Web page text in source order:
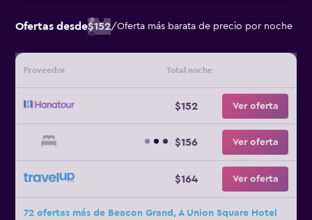
Ofertas desde$152/Oferta más barata de precio por noche
Proveedor Total noche
$152 Ver oferta
$156 Ver oferta
$164 Ver oferta
72 ofertas más de Beacon Grand, A Union Square Hotel